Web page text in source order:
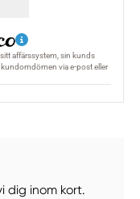
dig inom kort.